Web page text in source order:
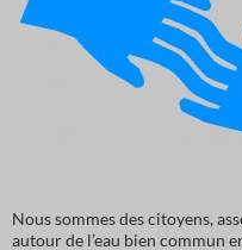
Nous sommes des citoyens,
autour de l’eau bien commun